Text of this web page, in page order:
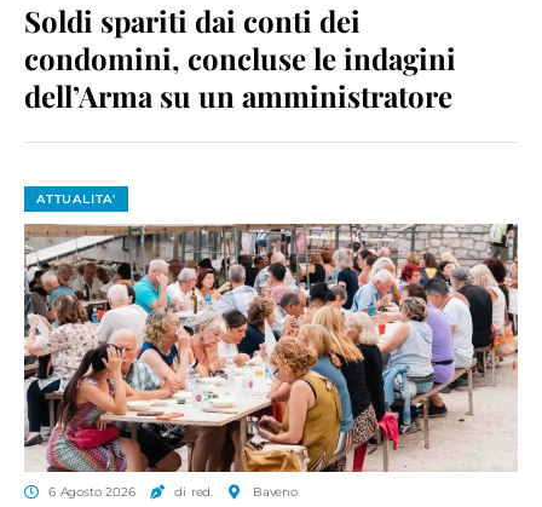
Soldi spariti dai conti dei
condomini, concluse le indagini
dell’Arma su un amministratore
ATTUALITA'
6 Agosto 2026 di red. Baveno